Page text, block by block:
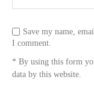
Save my name,
I comment.
* By using this form
data by this website.